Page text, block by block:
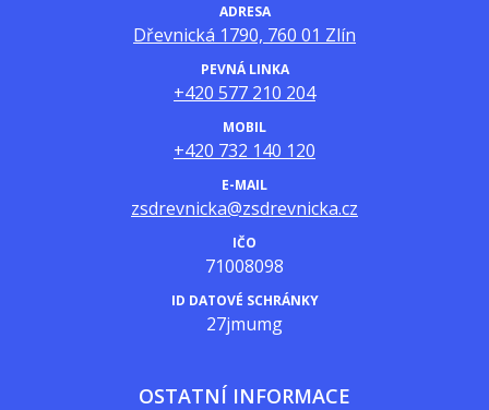
ADRESA
Dřevnická 1790, 760 01 Zlín
PEVNÁ LINKA
+420 577 210 204
MOBIL
+420 732 140 120
E-MAIL
zsdrevnicka@zsdrevnicka.cz
IČO
71008098
ID DATOVÉ SCHRÁNKY
27jmumg
OSTATNÍ INFORMACE